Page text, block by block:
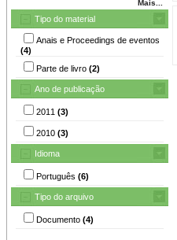
Mais...
Tipo do material
Anais e Proceedings de eventos
(4)
Parte de livro (2)
Ano de publicação
2011 (3)
2010 (3)
Idioma
Português (6)
Tipo do arquivo
Documento (4)